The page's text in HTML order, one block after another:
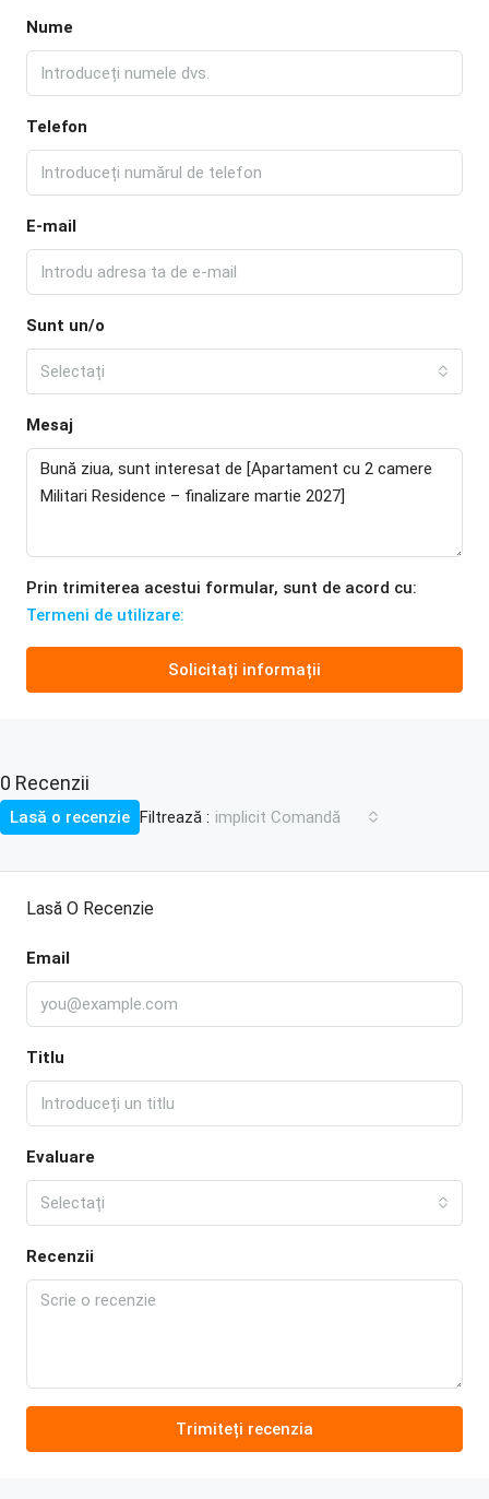
Nume
Telefon
E-mail
Sunt un/o
Selectați
Mesaj
Prin trimiterea acestui formular, sunt de acord cu:
Termeni de utilizare:
Solicitați informații
0 Recenzii
Filtrează : implicit Comandă
Lasă o recenzie
Lasă O Recenzie
Email
Titlu
Evaluare
Selectați
Recenzii
Trimiteți recenzia